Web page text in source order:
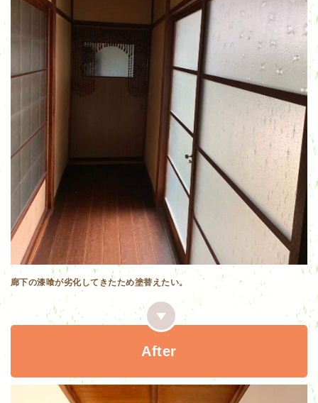
廊下の漆喰が劣化してきたため塗替えたい。
After